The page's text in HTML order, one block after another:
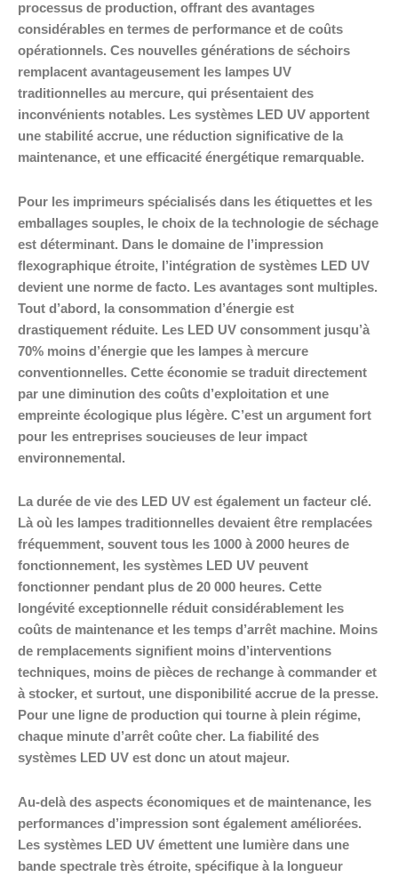
processus de production, offrant des avantages
considérables en termes de performance et de coûts
opérationnels. Ces nouvelles générations de séchoirs
remplacent avantageusement les lampes UV
traditionnelles au mercure, qui présentaient des
inconvénients notables. Les systèmes LED UV apportent
une stabilité accrue, une réduction significative de la
maintenance, et une efficacité énergétique remarquable.
Pour les imprimeurs spécialisés dans les étiquettes et les
emballages souples, le choix de la technologie de séchage
est déterminant. Dans le domaine de l’impression
flexographique étroite, l’intégration de systèmes LED UV
devient une norme de facto. Les avantages sont multiples.
Tout d’abord, la consommation d’énergie est
drastiquement réduite. Les LED UV consomment jusqu’à
70% moins d’énergie que les lampes à mercure
conventionnelles. Cette économie se traduit directement
par une diminution des coûts d’exploitation et une
empreinte écologique plus légère. C’est un argument fort
pour les entreprises soucieuses de leur impact
environnemental.
La durée de vie des LED UV est également un facteur clé.
Là où les lampes traditionnelles devaient être remplacées
fréquemment, souvent tous les 1000 à 2000 heures de
fonctionnement, les systèmes LED UV peuvent
fonctionner pendant plus de 20 000 heures. Cette
longévité exceptionnelle réduit considérablement les
coûts de maintenance et les temps d’arrêt machine. Moins
de remplacements signifient moins d’interventions
techniques, moins de pièces de rechange à commander et
à stocker, et surtout, une disponibilité accrue de la presse.
Pour une ligne de production qui tourne à plein régime,
chaque minute d’arrêt coûte cher. La fiabilité des
systèmes LED UV est donc un atout majeur.
Au-delà des aspects économiques et de maintenance, les
performances d’impression sont également améliorées.
Les systèmes LED UV émettent une lumière dans une
bande spectrale très étroite, spécifique à la longueur